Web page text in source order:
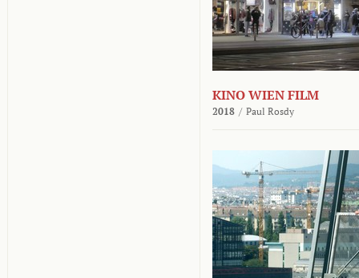
KINO WIEN FILM
2018 / Paul Rosdy